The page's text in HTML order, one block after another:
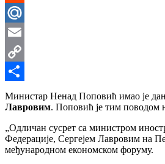
Reddit
Mail.Ru
Email
Copy
Link
Share
Министар Ненад Поповић имао је
Лавровим. Поповић је тим поводом
„Одличан сусрет са министром
Федерације, Сергејем Лавровим на
међународном економском форуму.